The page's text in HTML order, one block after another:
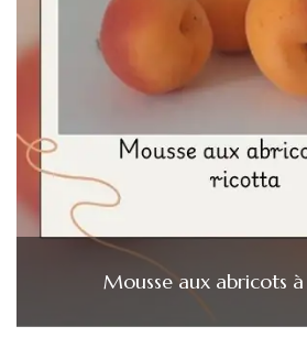
Mousse aux abricots